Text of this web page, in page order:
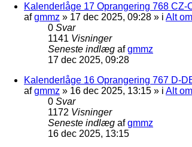
Kalenderlåge 17 Oprangering 768 CZ-
afgmmz » 17 dec 2025, 09:28 » i Alt
0 Svar
1141 Visninger
Seneste indlæg afgmmz
17 dec 2025, 09:28
Kalenderlåge 16 Oprangering 767 D-
afgmmz » 16 dec 2025, 13:15 » i Alt
0 Svar
1172 Visninger
Seneste indlæg afgmmz
16 dec 2025, 13:15